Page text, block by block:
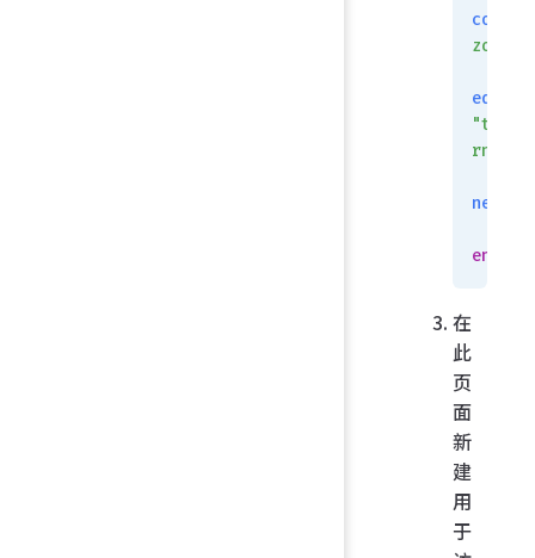
config
zone
edit
rnet"
next
end
在
此
页
面
新
建
用
于